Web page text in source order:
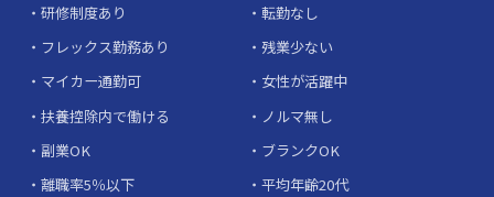
研修制度あり
転勤なし
フレックス勤務あり
残業少ない
マイカー通勤可
女性が活躍中
扶養控除内で働ける
ノルマ無し
副業OK
ブランクOK
離職率5％以下
平均年齢20代